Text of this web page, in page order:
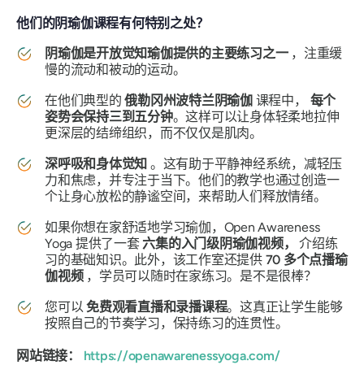
他们的阴瑜伽课程有何特别之处？
阴瑜伽是开放觉知瑜伽提供的主要练习之一，注重缓
慢的流动和被动的运动。
在他们典型的俄勒冈州波特兰阴瑜伽课程中，
每个
姿势会保持三到五分钟。这样可以让身体轻柔地拉伸
更深层的结缔组织，而不仅仅是肌肉。
深呼吸和身体觉知 。这有助于平静神经系统，减轻压
力和焦虑，并专注于当下。他们的教学也通过创造一
个让身心放松的静谧空间，来帮助人们释放情绪。
如果你想在家舒适地学习瑜伽，Open Awareness
Yoga 提供了一套 六集的入门级阴瑜伽视频，
介绍练
习的基础知识。此外，该工作室还提供70 多个点播瑜
伽视频 ，学员可以随时在家练习。是不是很棒？
您可以免费观看直播和录播课程。这真正让学生能够
按照自己的节奏学习，保持练习的连贯性。
网站链接： https://openawarenessyoga.com/